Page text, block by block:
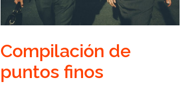
Compilación de
puntos finos